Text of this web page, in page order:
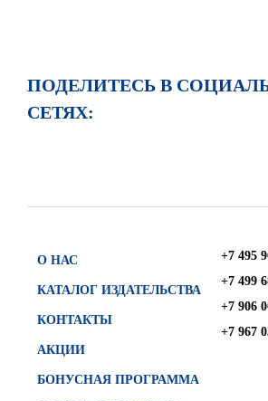
ПОДЕЛИТЕСЬ В
СЕТЯХ:
О НАС
КАТАЛОГ ИЗДАТЕЛЬСТВА
КОНТАКТЫ
АКЦИИ
БОНУСНАЯ ПРОГРАММА
+7 495
+7 499
+7 906
+7 967